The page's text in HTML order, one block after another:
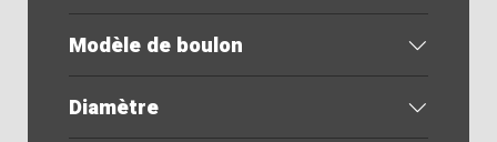
Modèle de boulon
Diamètre